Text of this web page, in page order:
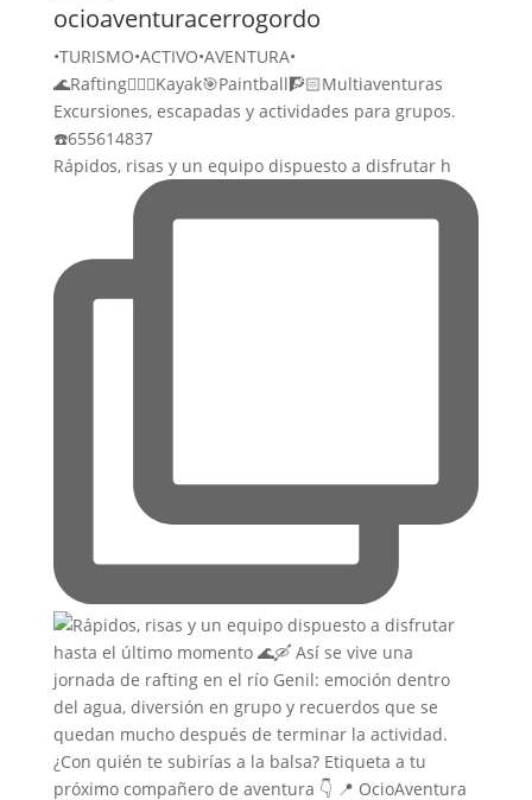
ocioaventuracerrogordo
•TURISMO•ACTIVO•AVENTURA•
🌊Rafting🚣🏻‍♀️Kayak🎯Paintball🧗🏻Multiaventuras
Excursiones, escapadas y actividades para grupos.
☎️655614837
Rápidos, risas y un equipo dispuesto a disfrutar h